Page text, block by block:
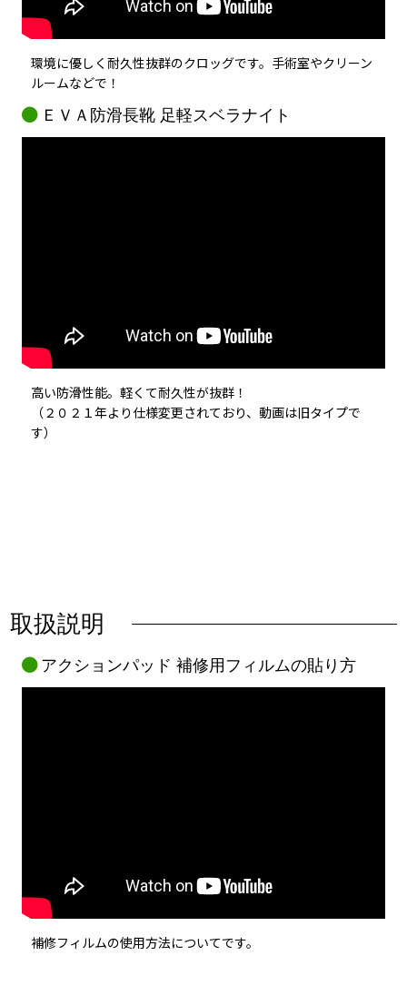
環境に優しく耐久性抜群のクロッグです。手術室やクリーン
ルームなどで！
ＥＶＡ防滑長靴 足軽スベラナイト
高い防滑性能。軽くて耐久性が抜群！
（２０２１年より仕様変更されており、動画は旧タイプで
す）
取扱説明
アクションパッド 補修用フィルムの貼り方
補修フィルムの使用方法についてです。